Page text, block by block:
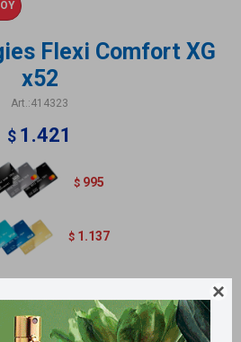

Flexi Comfort XG
x52
414323
$ 1.421
$ 995
$ 1.137
50 unidades.